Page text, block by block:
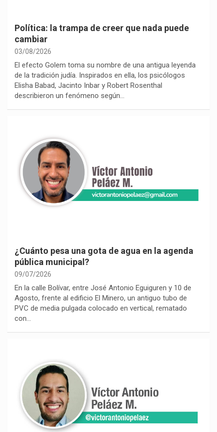
Política: la trampa de creer que nada puede
cambiar
03/08/2026
El efecto Golem toma su nombre de una antigua leyenda
de la tradición judía. Inspirados en ella, los psicólogos
Elisha Babad, Jacinto Inbar y Robert Rosenthal
describieron un fenómeno según…
¿Cuánto pesa una gota de agua en la agenda
pública municipal?
09/07/2026
En la calle Bolívar, entre José Antonio Eguiguren y 10 de
Agosto, frente al edificio El Minero, un antiguo tubo de
PVC de media pulgada colocado en vertical, rematado
con…